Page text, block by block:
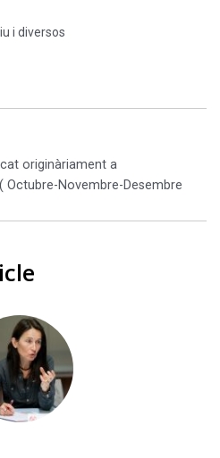
i diversos
originàriament a
Octubre-Novembre-Desembre